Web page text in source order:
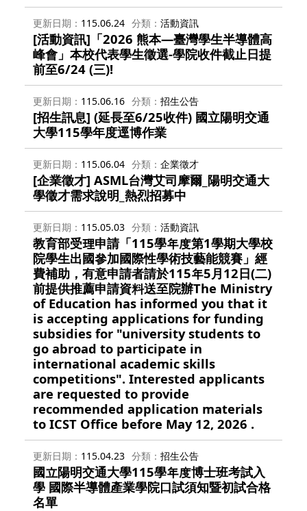
更新日期 115.06.24 分類 活動資訊
[活動資訊]「2026 熊本—臺灣學生半導體高
峰會」本校代表學生徵選-學院收件截止日提
前至6/24 (三)!
更新日期 115.06.16 分類 招生公告
[招生訊息] (延長至6/25收件) 國立陽明交通
大學115學年度逕博作業
更新日期 115.06.04 分類 企業徵才
[企業徵才] ASML台灣艾司摩爾_陽明交通大
學徵才需求說明_熱烈招募中
更新日期 115.05.03 分類 活動資訊
教育部受理申請「115學年度第1學期大學校
院學生出國參加國際性學術技藝能競賽」經
費補助，有意申請者請於115年5月12日(二)
前提供推薦申請資料送至院辦The Ministry
of Education has informed you that it
is accepting applications for funding
subsidies for "university students to
go abroad to participate in
international academic skills
competitions". Interested applicants
are requested to provide
recommended application materials
to ICST Office before May 12, 2026 .
更新日期 115.04.23 分類 招生公告
國立陽明交通大學115學年度博士班考試入
學 國際半導體產業學院口試須知暨初試合格
名單